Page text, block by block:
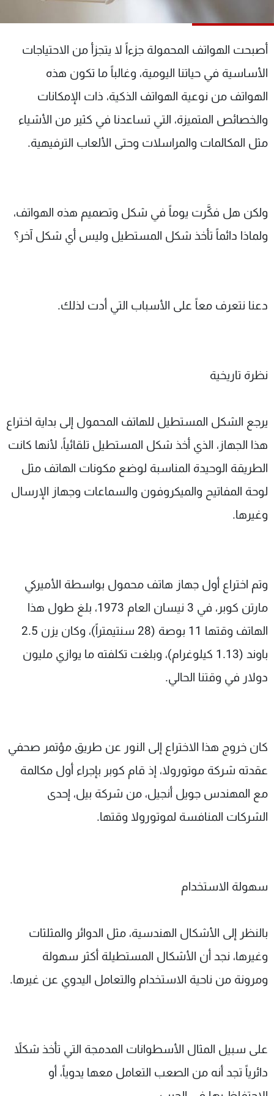
أصبحت الهواتف المحمولة جزءاً لا يتجزأ من الاحتياجات
الأساسية في حياتنا اليومية، وغالباً ما تكون هذه
الهواتف من نوعية الهواتف الذكية، ذات الإمكانات
والخصائص المتميزة، التي تساعدنا في كثير من الأشياء
مثل المكالمات والمراسلات وحتى الألعاب الترفيهية.
ولكن هل فكَّرت يوماً في شكل وتصميم هذه الهواتف،
ولماذا دائماً تأخذ شكل المستطيل وليس أي شكل آخر؟
دعنا نتعرف معاً على الأسباب التي أدت لذلك.
نظرة تاريخية
يرجع الشكل المستطيل للهاتف المحمول إلى بداية اختراع
هذا الجهاز، الذي أخذ شكل المستطيل تلقائياً، لأنها كانت
الطريقة الوحيدة المناسبة لوضع مكونات الهاتف مثل
لوحة المفاتيح والميكروفون والسماعات وجهاز الإرسال
وغيرها.
وتم اختراع أول جهاز هاتف محمول بواسطة الأميركي
مارتن كوبر، في 3 نيسان العام 1973، بلغ طول هذا
الهاتف وقتها 11 بوصة (28 سنتيمتراً)، وكان يزن 2.5
باوند (1.13 كيلوغرام)، وبلغت تكلفته ما يوازي مليون
دولار في وقتنا الحالي.
كان خروج هذا الاختراع إلى النور عن طريق مؤتمر صحفي
عقدته شركة موتورولا، إذ قام كوبر بإجراء أول مكالمة
مع المهندس جويل أنجيل، من شركة بيل، إحدى
الشركات المنافسة لموتورولا وقتها.
سهولة الاستخدام
بالنظر إلى الأشكال الهندسية، مثل الدوائر والمثلثات
وغيرها، نجد أن الأشكال المستطيلة أكثر سهولة
ومرونة من ناحية الاستخدام والتعامل اليدوي عن غيرها.
على سبيل المثال الأسطوانات المدمجة التي تأخذ شكلاً
دائرياً تجد أنه من الصعب التعامل معها يدوياً، أو
عن MTV
لاعلاناتكم
وظائف
تواصل معنا
شروط الإسـتخدام